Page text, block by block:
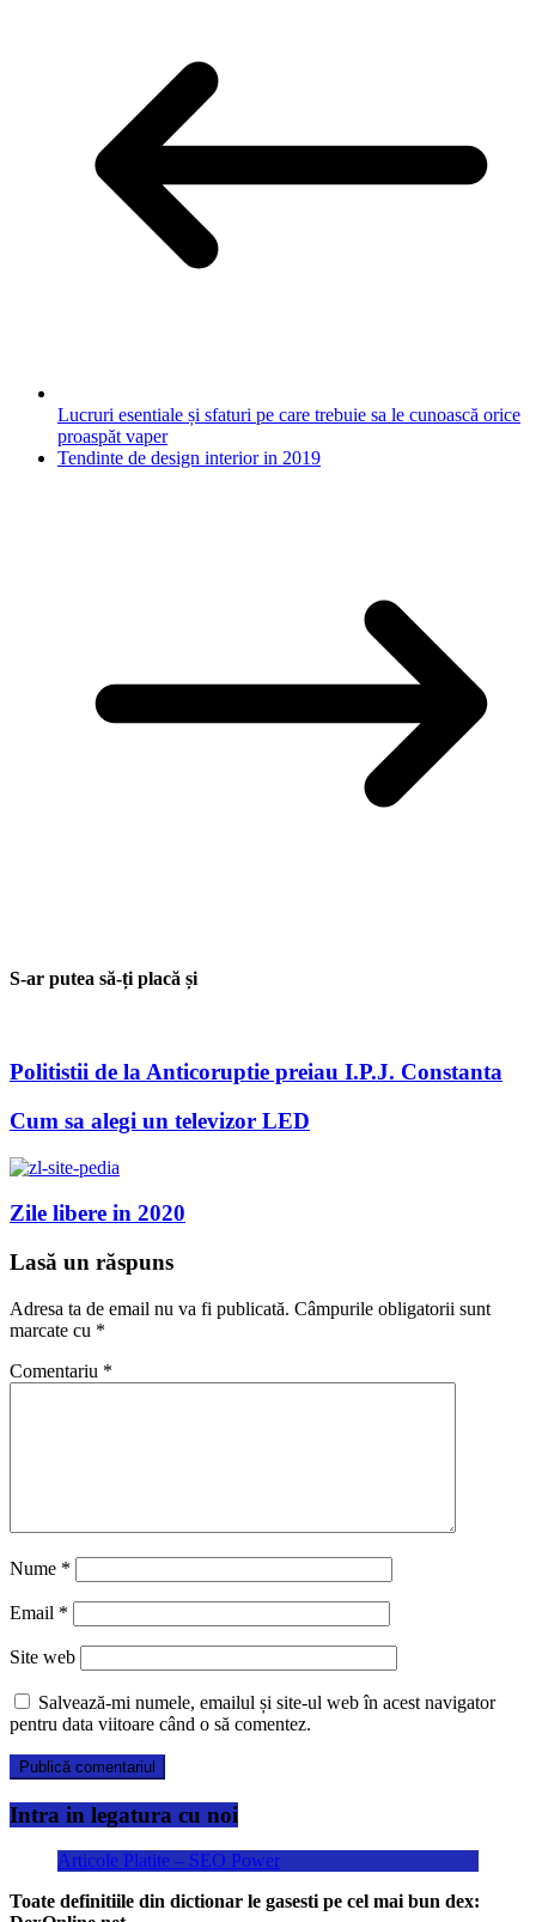
Lucruri esentiale și sfaturi pe care trebuie sa le cunoască orice
proaspăt vaper
Tendinte de design interior in 2019
S-ar putea să-ți placă și
Politistii de la Anticoruptie preiau I.P.J. Constanta
Cum sa alegi un televizor LED
Zile libere in 2020
Lasă un răspuns
Adresa ta de email nu va fi publicată. Câmpurile obligatorii sunt
marcate cu *
Comentariu *
Nume *
Email *
Site web
Salvează-mi numele, emailul și site-ul web în acest navigator
pentru data viitoare când o să comentez.
Intra in legatura cu noi
Articole Platite – SEO Power
Toate definitiile din dictionar le gasesti pe cel mai bun dex: